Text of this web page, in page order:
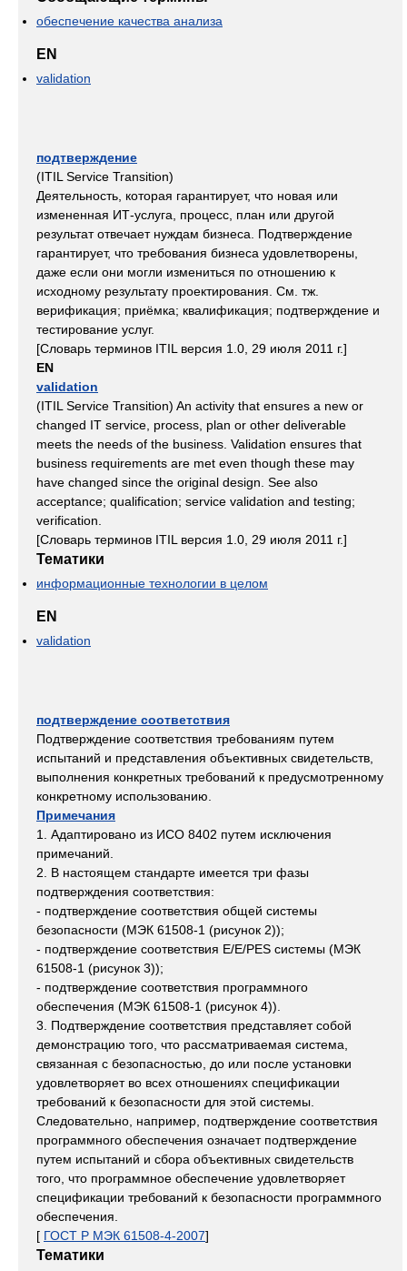
обеспечение качества анализа
EN
validation
подтверждение
(ITIL Service Transition)
Деятельность, которая гарантирует, что новая или
измененная ИТ-услуга, процесс, план или другой
результат отвечает нуждам бизнеса. Подтверждение
гарантирует, что требования бизнеса удовлетворены,
даже если они могли измениться по отношению к
исходному результату проектирования. См. тж.
верификация; приёмка; квалификация; подтверждение и
тестирование услуг.
[Словарь терминов ITIL версия 1.0, 29 июля 2011 г.]
EN
validation
(ITIL Service Transition) An activity that ensures a new or
changed IT service, process, plan or other deliverable
meets the needs of the business. Validation ensures that
business requirements are met even though these may
have changed since the original design. See also
acceptance; qualification; service validation and testing;
verification.
[Словарь терминов ITIL версия 1.0, 29 июля 2011 г.]
Тематики
информационные технологии в целом
EN
validation
подтверждение соответствия
Подтверждение соответствия требованиям путем
испытаний и представления объективных свидетельств,
выполнения конкретных требований к предусмотренному
конкретному использованию.
Примечания
1. Адаптировано из ИСО 8402 путем исключения
примечаний.
2. В настоящем стандарте имеется три фазы
подтверждения соответствия:
- подтверждение соответствия общей системы
безопасности (МЭК 61508-1 (рисунок 2));
- подтверждение соответствия E/E/PES системы (МЭК
61508-1 (рисунок 3));
- подтверждение соответствия программного
обеспечения (МЭК 61508-1 (рисунок 4)).
3. Подтверждение соответствия представляет собой
демонстрацию того, что рассматриваемая система,
связанная с безопасностью, до или после установки
удовлетворяет во всех отношениях спецификации
требований к безопасности для этой системы.
Следовательно, например, подтверждение соответствия
программного обеспечения означает подтверждение
путем испытаний и сбора объективных свидетельств
того, что программное обеспечение удовлетворяет
спецификации требований к безопасности программного
обеспечения.
[ ГОСТ Р МЭК 61508-4-2007]
Тематики